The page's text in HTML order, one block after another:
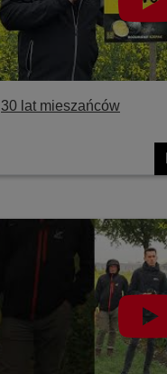
30 lat mieszańców